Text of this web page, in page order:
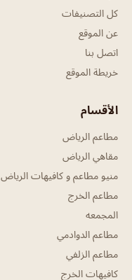
كل التصنيفات
عن الموقع
اتصل بنا
خريطة الموقع
الأقسام
مطاعم الرياض
مقاهي الرياض
منيو مطاعم و كافيهات الرياض
مطاعم الخرج
المجمعه
مطاعم الدوادمي
مطاعم الزلفي
كافيهات الخرج